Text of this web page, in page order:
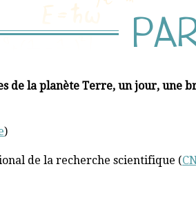
de la planète Terre, un jour, une
)
de la recherche scientifique (